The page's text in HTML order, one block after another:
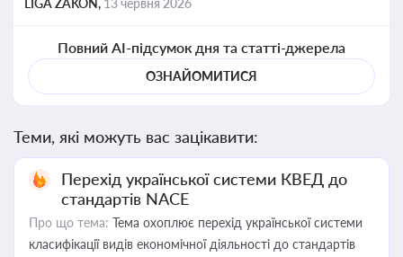
LIGA ZAKON, 13 червня 2026
Повний AI-підсумок дня та статті-джерела
ОЗНАЙОМИТИСЯ
Теми, які можуть вас зацікавити:
Перехід української системи КВЕД до
стандартів NACE
Про що тема: Тема охоплює перехід української системи
класифікації видів економічної діяльності до стандартів